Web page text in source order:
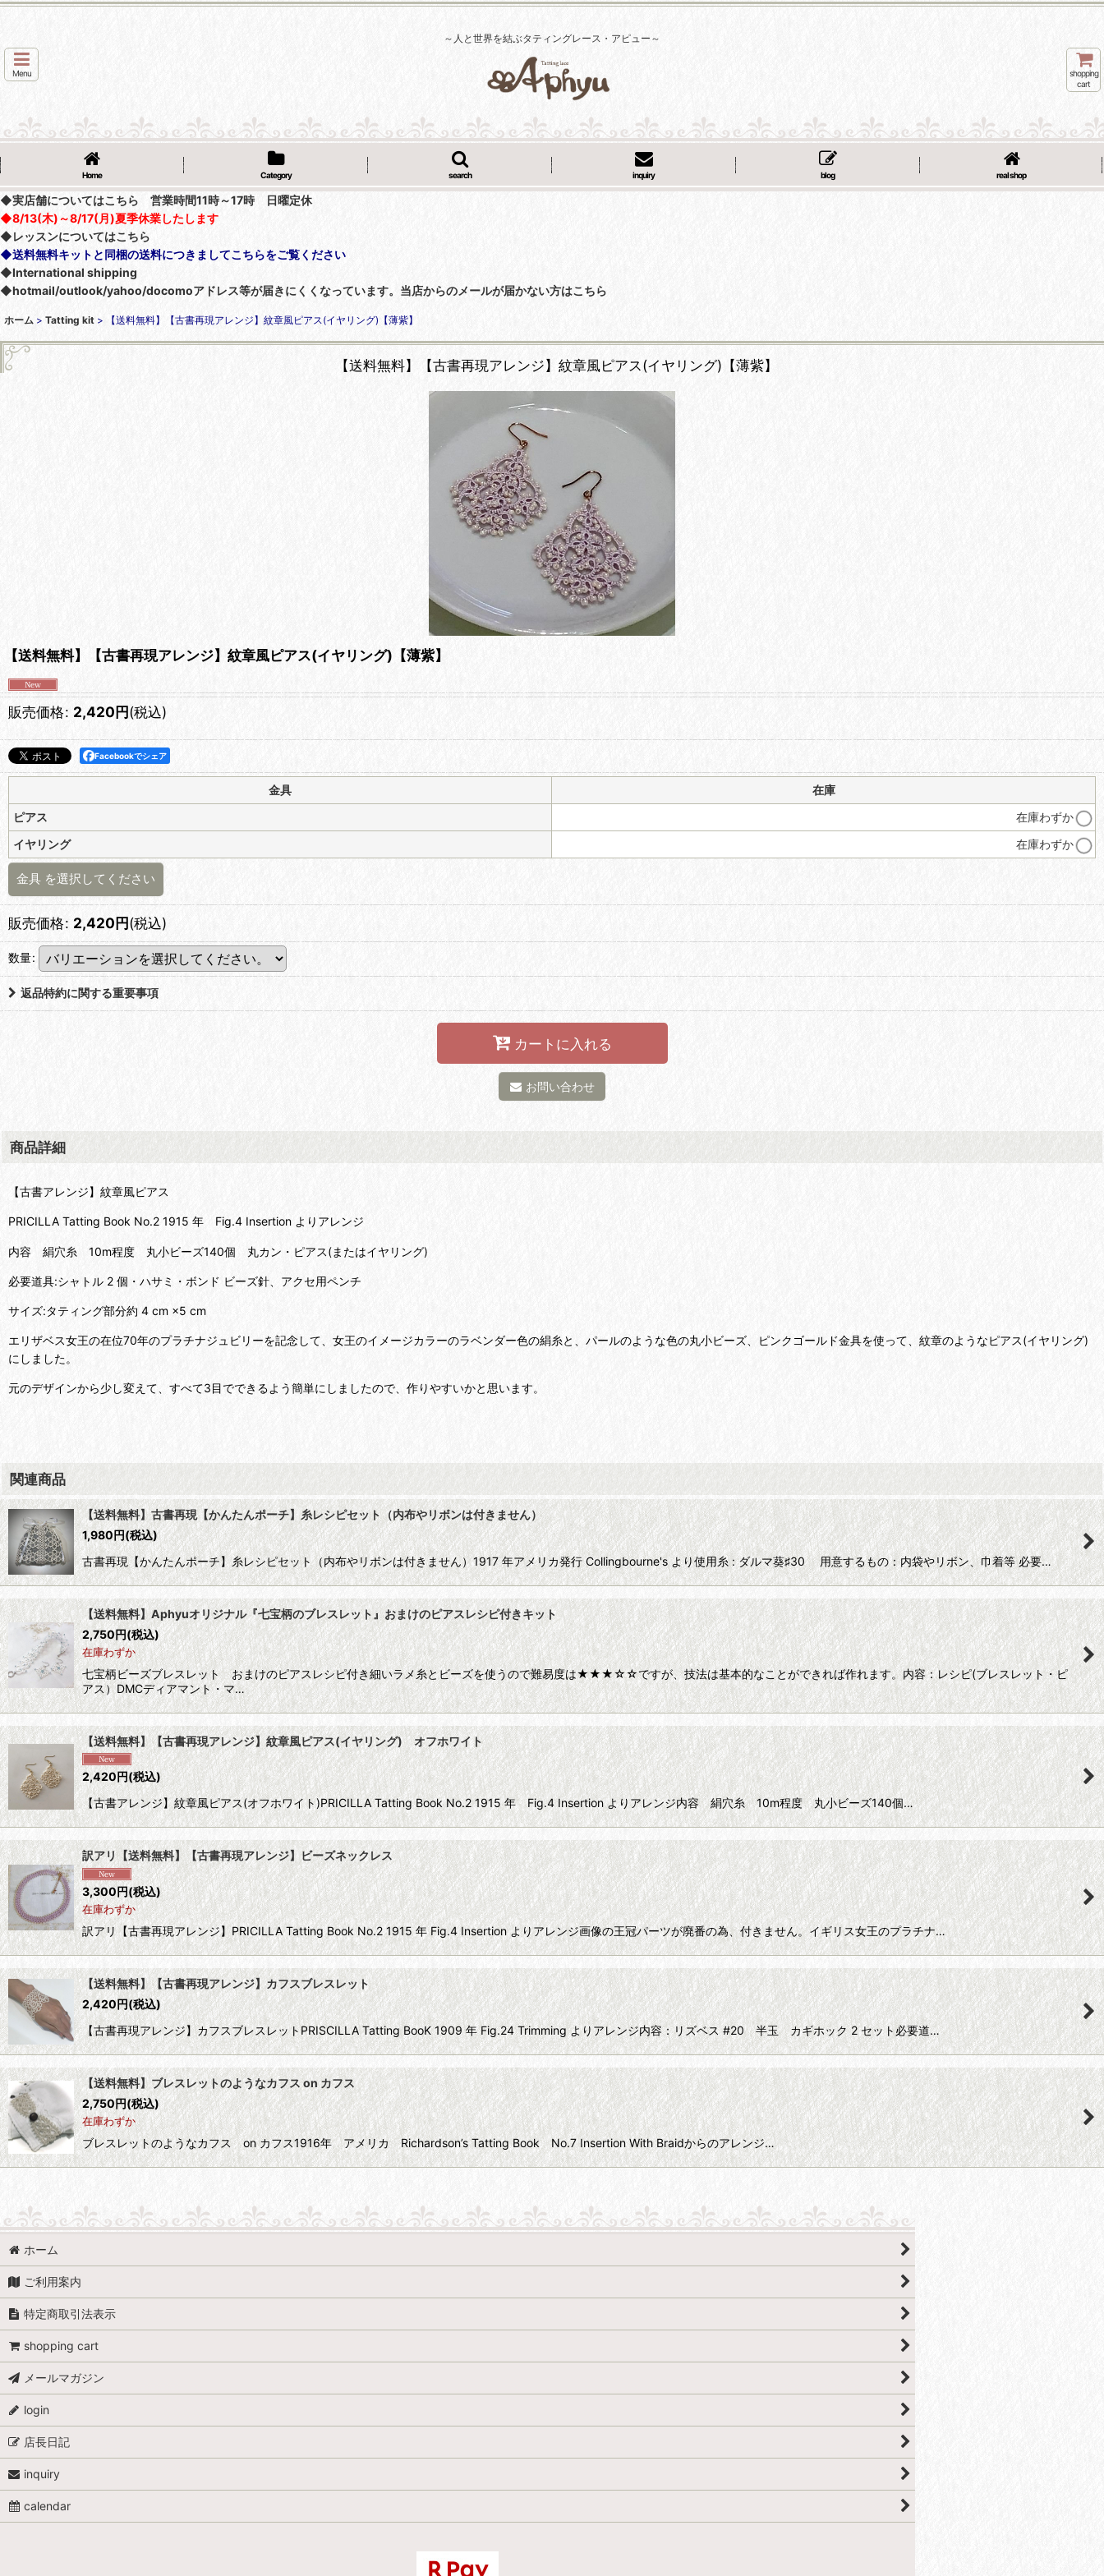
～人と世界を結ぶタティングレース・アピュー～
Menu
shopping
cart
Home Category search inquiry blog real shop
◆実店舗についてはこちら 営業時間11時～17時 日曜定休
◆8/13(木)～8/17(月)夏季休業したします
◆レッスンについてはこちら
◆送料無料キットと同梱の送料につきましてこちらをご覧ください
◆International shipping
◆hotmail/outlook/yahoo/docomoアドレス等が届きにくくなっています。当店からのメールが届かない方はこちら
ホーム > Tatting kit > 【送料無料】【古書再現アレンジ】紋章風ピアス(イヤリング)【薄紫】
【送料無料】【古書再現アレンジ】紋章風ピアス(イヤリング)【薄紫】
【送料無料】【古書再現アレンジ】紋章風ピアス(イヤリング)【薄紫】
販売価格: 2,420円(税込)
Facebookでシェア
金具
在庫
ピアス
在庫わずか
イヤリング
在庫わずか
金具 を選択してください
販売価格: 2,420円(税込)
数量:
返品特約に関する重要事項
カートに入れる
お問い合わせ
商品詳細
【古書アレンジ】紋章風ピアス
PRICILLA Tatting Book No.2 1915 年 Fig.4 Insertion よりアレンジ
内容 絹穴糸 10m程度 丸小ビーズ140個 丸カン・ピアス(またはイヤリング)
必要道具:シャトル 2 個・ハサミ・ボンド ビーズ針、アクセ用ペンチ
サイズ:タティング部分約 4 cm ×5 cm
エリザベス女王の在位70年のプラチナジュビリーを記念して、女王のイメージカラーのラベンダー色の絹糸と、パールのような色の丸小ビーズ、ピンクゴールド金具を使って、紋章のようなピアス(イヤリング)
にしました。
元のデザインから少し変えて、すべて3目でできるよう簡単にしましたので、作りやすいかと思います。
関連商品
【送料無料】古書再現【かんたんポーチ】糸レシピセット（内布やリボンは付きません）
1,980円(税込)
古書再現【かんたんポーチ】糸レシピセット（内布やリボンは付きません）1917 年アメリカ発行 Collingbourne's より使用糸 : ダルマ葵♯30 用意するもの：内袋やリボン、巾着等 必要…
【送料無料】Aphyuオリジナル『七宝柄のブレスレット』おまけのピアスレシピ付きキット
2,750円(税込)
在庫わずか
七宝柄ビーズブレスレット おまけのピアスレシピ付き細いラメ糸とビーズを使うので難易度は★★★☆☆ですが、技法は基本的なことができれば作れます。内容：レシピ(ブレスレット・ピ
アス）DMCディアマント・マ…
【送料無料】【古書再現アレンジ】紋章風ピアス(イヤリング) オフホワイト
2,420円(税込)
【古書アレンジ】紋章風ピアス(オフホワイト)PRICILLA Tatting Book No.2 1915 年 Fig.4 Insertion よりアレンジ内容 絹穴糸 10m程度 丸小ビーズ140個…
訳アリ【送料無料】【古書再現アレンジ】ビーズネックレス
3,300円(税込)
在庫わずか
訳アリ【古書再現アレンジ】PRICILLA Tatting Book No.2 1915 年 Fig.4 Insertion よりアレンジ画像の王冠パーツが廃番の為、付きません。イギリス女王のプラチナ…
【送料無料】【古書再現アレンジ】カフスブレスレット
2,420円(税込)
【古書再現アレンジ】カフスブレスレットPRISCILLA Tatting BooK 1909 年 Fig.24 Trimming よりアレンジ内容：リズベス #20 半玉 カギホック 2 セット必要道…
【送料無料】ブレスレットのようなカフス on カフス
2,750円(税込)
在庫わずか
ブレスレットのようなカフス on カフス1916年 アメリカ Richardson’s Tatting Book No.7 Insertion With Braidからのアレンジ…
ホーム
ご利用案内
特定商取引法表示
shopping cart
メールマガジン
login
店長日記
inquiry
calendar